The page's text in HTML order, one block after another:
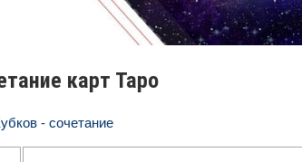
карт Таро
- сочетание